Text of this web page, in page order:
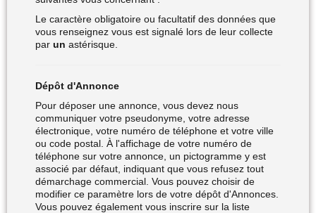
Le caractère obligatoire ou facultatif des données que
vous renseignez vous est signalé lors de leur collecte
par un astérisque.
Dépôt d'Annonce
Pour déposer une annonce, vous devez nous
communiquer votre pseudonyme, votre adresse
électronique, votre numéro de téléphone et votre ville
ou code postal. À l'affichage de votre numéro de
téléphone sur votre annonce, un pictogramme y est
associé par défaut, indiquant que vous refusez tout
démarchage commercial. Vous pouvez choisir de
modifier ce paramètre lors de votre dépôt d'Annonces.
Vous pouvez également vous inscrire sur la liste